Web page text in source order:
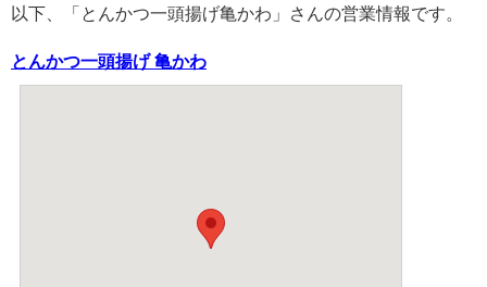
以下、「とんかつ一頭揚げ亀かわ」さんの営業情報です。
とんかつ一頭揚げ 亀かわ